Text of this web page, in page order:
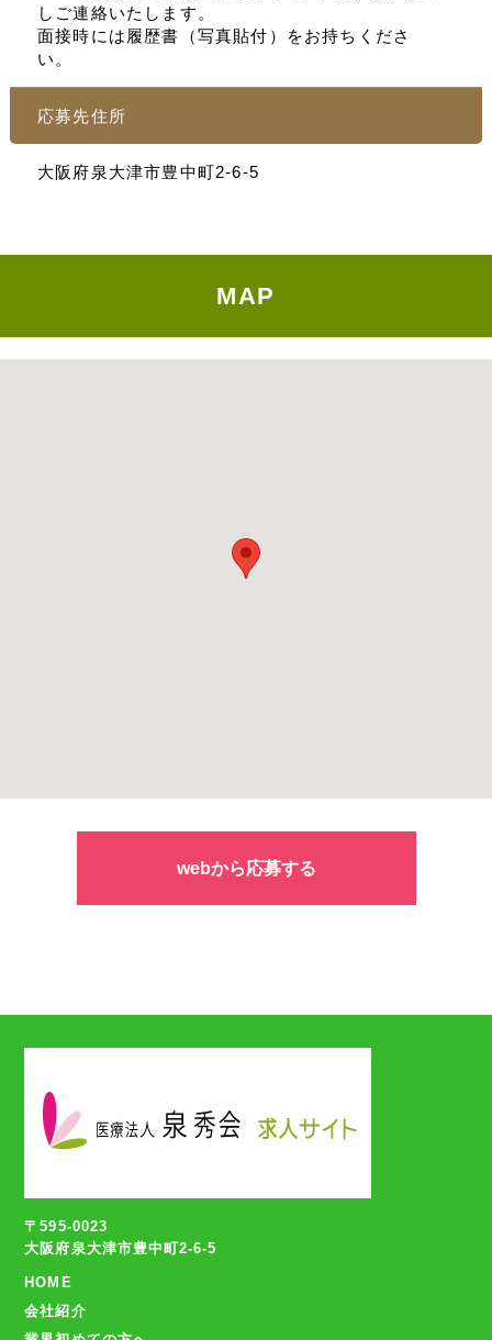
しご連絡いたします。
面接時には履歴書（写真貼付）をお持ちくださ
い。
応募先住所
大阪府泉大津市豊中町2-6-5
MAP
webから応募する
〒595-0023
大阪府泉大津市豊中町2-6-5
HOME
会社紹介